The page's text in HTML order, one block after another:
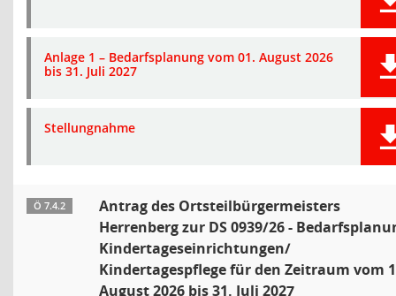
Anlage 1 – Bedarfsplanung vom 01. August 2026
bis 31. Juli 2027
Stellungnahme
Ö 7.4.2
Antrag des Ortsteilbürgermeisters
Herrenberg zur DS 0939/26 -
Kindertageseinrichtungen/
Kindertagespflege für den Zeitraum vom
August 2026 bis 31. Juli 2027